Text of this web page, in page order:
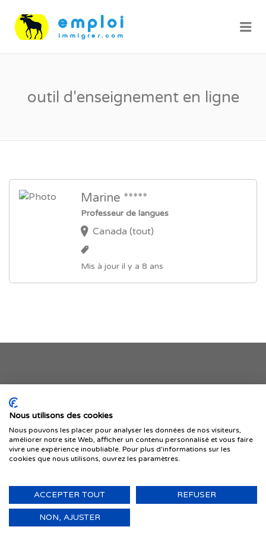
outil d'enseignement en ligne
Marine *****
Professeur de langues
Canada (tout)
Mis à jour il y a 8 ans
Je publie mon offre
© 1999-2026 IMMIGRER.COM INC. — TOUS DROITS RÉSERVÉS
Nous utilisons des cookies
Nous pouvons les placer pour analyser les données de nos visiteurs,
améliorer notre site Web, afficher un contenu personnalisé et vous faire
vivre une expérience inoubliable. Pour plus d'informations sur les
cookies que nous utilisons, ouvrez les paramètres.
ACCEPTER TOUT REFUSER
NON, AJUSTER